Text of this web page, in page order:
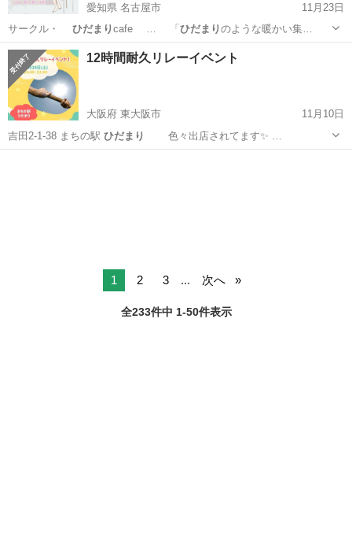
愛知県 名古屋市
11月23日
サークル・ ひだまり cafe … 「 ひだまりのような暖かい集…
愛知 名古屋市 ワークショップ
12時間耐久リレーイベント
大阪府 東大阪市
11月10日
吉田2-1-38 まちの駅 ひだまり
1 2 3 ... 次へ
全233件中 1-50件表示